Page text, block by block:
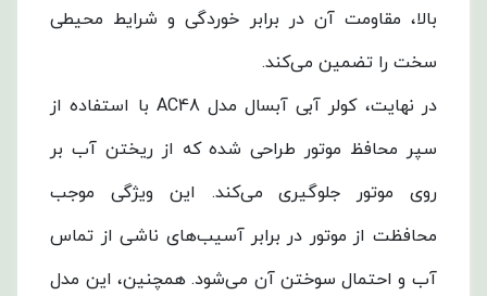
بالا، مقاومت آن در برابر خوردگی و شرایط محیطی
سخت را تضمین می‌کند.
در نهایت، کولر آبی آبسال مدل AC48 با استفاده از
سپر محافظ موتور طراحی شده که از ریختن آب بر
روی موتور جلوگیری می‌کند. این ویژگی موجب
محافظت از موتور در برابر آسیب‌های ناشی از تماس
آب و احتمال سوختن آن می‌شود. همچنین، این مدل